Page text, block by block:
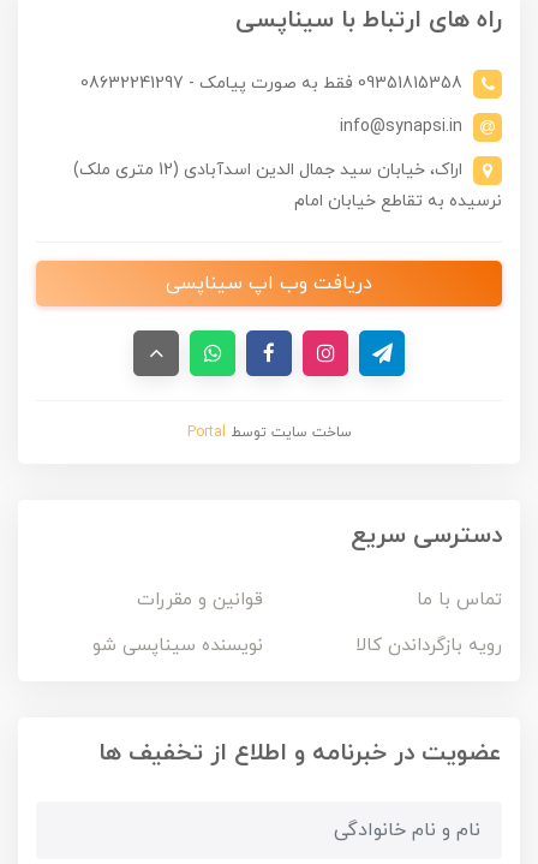
راه های ارتباط با سیناپسی
09351815358 فقط به صورت پیامک - 08632241297
info@synapsi.in
اراک، خیابان سید جمال الدین اسدآبادی (12 متری ملک)
نرسیده به تقاطع خیابان امام
دریافت وب اپ سیناپسی
ساخت سایت توسط Portal
دسترسی سریع
تماس با ما
قوانین و مقررات
رویه بازگرداندن کالا
نویسنده سیناپسی شو
عضویت در خبرنامه و اطلاع از تخفیف ها